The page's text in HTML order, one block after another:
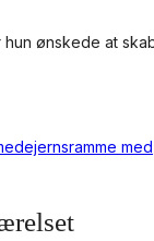
ønskede at